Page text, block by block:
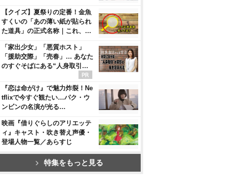
【クイズ】夏祭りの定番！金魚
すくいの「あの薄い紙が貼られ
た道具」の正式名称｜これ、…
「家出少女」「悪質ホスト」
「援助交際」「売春」… あなた
のすぐそばにある“人身取引…
『恋は命がけ』で魅力炸裂！Ne
tflixで今すぐ観たい…パク・ウ
ンビンの名演が光る…
映画『借りぐらしのアリエッテ
ィ』キャスト・吹き替え声優・
登場人物一覧／あらすじ
特集をもっと見る